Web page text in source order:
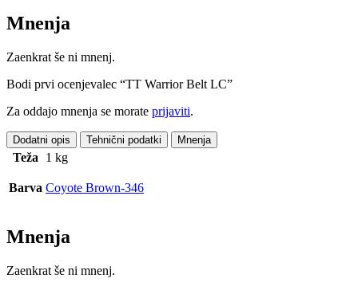
Mnenja
Zaenkrat še ni mnenj.
Bodi prvi ocenjevalec “TT Warrior Belt LC”
Za oddajo mnenja se morate prijaviti.
Dodatni opis Tehnični podatki Mnenja
Teža 1 kg
Barva Coyote Brown-346
Mnenja
Zaenkrat še ni mnenj.